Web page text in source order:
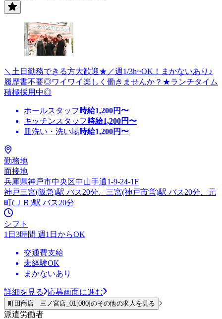
＼土日勤務できる方大歓迎★／週1/3h~OK！まかないあり♪
履歴書不要◎ワイワイ楽しく働きませんか？★ランチタイム
積極採用中◎
ホールスタッフ 時給1,200円〜
キッチンスタッフ 時給1,200円〜
皿洗い・洗い場時給1,200円〜
勤務地
面接地
兵庫県神戸市中央区中山手通1-9-24-1F
神戸三宮(阪急)駅 バス20分、三宮(神戸市営)駅 バス20分、元
町(ＪＲ)駅 バス20分
シフト
1日3時間 週1日からOK
交通費支給
未経験OK
まかないあり
詳細を見る 応募画面に進む
町田商店 三ノ宮店_01[080]のその他の求人を見る
派遣労働者